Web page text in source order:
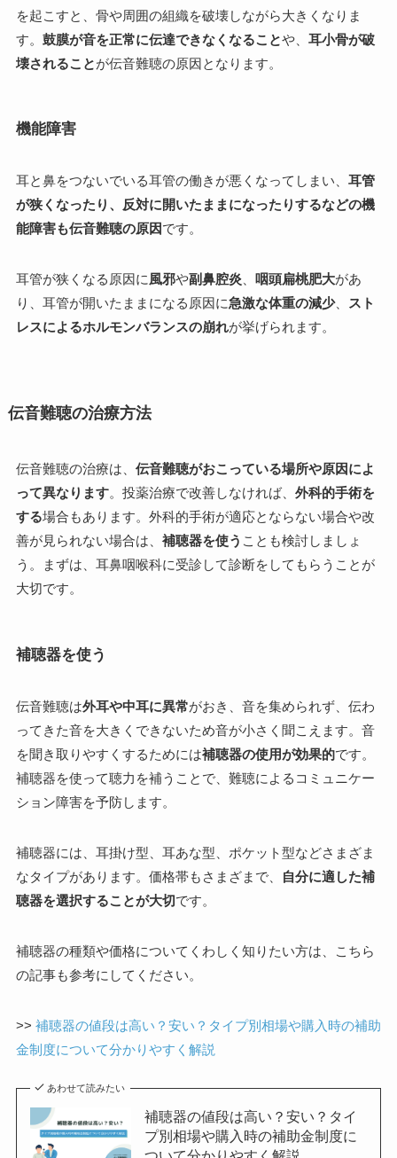
を起こすと、骨や周囲の組織を破壊しながら大きくなりま
す。 鼓膜が音を正常に伝達できなくなることや、 耳小骨が破
壊されることが伝音難聴の原因となります。
機能障害
耳と鼻をつないでいる耳管の働きが悪くなってしまい、 耳管
が狭くなったり、反対に開いたままになったりするなどの機
能障害も伝音難聴の原因です。
耳管が狭くなる原因に風邪や副鼻腔炎、 咽頭扁桃肥大があ
り、耳管が開いたままになる原因に急激な体重の減少、 スト
レスによるホルモンバランスの崩れが挙げられます。
伝音難聴の治療方法
伝音難聴の治療は、 伝音難聴がおこっている場所や原因によ
って異なります。投薬治療で改善しなければ、 外科的手術を
する場合もあります。外科的手術が適応とならない場合や改
善が見られない場合は、 補聴器を使う ことも検討しましょ
う。まずは、耳鼻咽喉科に受診して診断をしてもらうことが
大切です。
補聴器を使う
伝音難聴は外耳や中耳に異常がおき、音を集められず、伝わ
ってきた音を大きくできないため音が小さく聞こえます。音
を聞き取りやすくするためには補聴器の使用が効果的です。
補聴器を使って聴力を補うことで、難聴によるコミュニケー
ション障害を予防します。
補聴器には、耳掛け型、耳あな型、ポケット型などさまざま
なタイプがあります。価格帯もさまざまで、
自分に適した補
聴器を選択することが大切です。
補聴器の種類や価格についてくわしく知りたい方は、こちら
の記事も参考にしてください。
>> 補聴器の値段は高い？安い？タイプ別相場や購入時の補助
金制度について分かりやすく解説
あわせて読みたい
補聴器の値段は高い？安い？タイ
プ別相場や購入時の補助金制度に